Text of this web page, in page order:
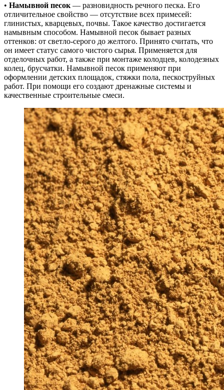
• Намывной песок — разновидность речного песка. Его
отличительное свойство — отсутствие всех примесей:
глинистых, кварцевых, почвы. Такое качество достигается
намывным способом. Намывной песок бывает разных
оттенков: от светло-серого до желтого. Принято считать, что
он имеет статус самого чистого сырья. Применяется для
отделочных работ, а также при монтаже колодцев, колодезных
колец, брусчатки. Намывной песок применяют при
оформлении детских площадок, стяжки пола, пескоструйных
работ. При помощи его создают дренажные системы и
качественные строительные смеси.